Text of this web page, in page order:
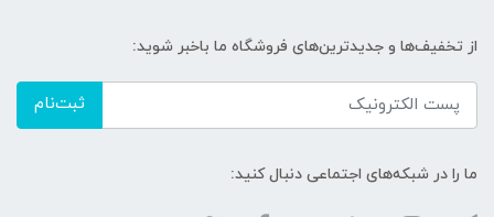
از تخفیف‌ها و جدیدترین‌های فروشگاه ما باخبر شوید:
ثبت‌نام
ما را در شبکه‌های اجتماعی دنبال کنید: